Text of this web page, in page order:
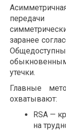
передачи
заранее
утечки.
Главные
охватывают:
RSA —
на